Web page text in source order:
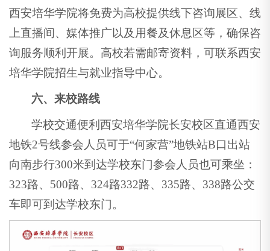
西安培华学院将免费为高校提供线下咨询展区、线
上直播间、媒体推广以及用餐及休息区等，确保咨
询服务顺利开展。高校若需邮寄资料，可联系西安
培华学院招生与就业指导中心。
六、来校路线
学校交通便利西安培华学院长安校区直通西安
地铁2号线参会人员可于“何家营”地铁站B口出站
向南步行300米到达学校东门参会人员也可乘坐：
323路、500路、324路332路、335路、338路公交
车即可到达学校东门。